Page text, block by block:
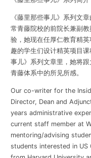
《藤里那些事儿》系列文
常青藤院校的前院长兼副
验，她现在任厚仁教育精
趣的学生们设计精英项目
事儿》系列文章里，她将
青藤体系中的所见所感。
Our co-writer for the
Director, Dean and
years administrative
current staff member at
mentoring/advising
students interested in US